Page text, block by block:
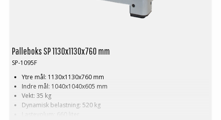
Palleboks SP 1130x1130x760 mm
SP-1095F
Ytre mål: 1130x1130x760 mm
Indre mål: 1040x1040x605 mm
Vekt: 35 kg
Dynamisk belastning: 520 kg
Lastevolum: 660 liter